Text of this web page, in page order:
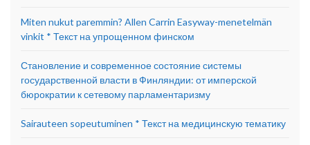
Miten nukut paremmin? Allen Carrin Easyway-menetelmän
vinkit * Текст на упрощенном финском
Становление и современное состояние системы
государственной власти в Финляндии: от имперской
бюрократии к сетевому парламентаризму
Sairauteen sopeutuminen * Текст на медицинскую тематику